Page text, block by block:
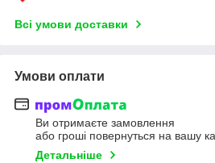
Всі умови доставки
Умови оплати
Ви отримаєте замовлення
або гроші повернуться на вашу
Детальніше